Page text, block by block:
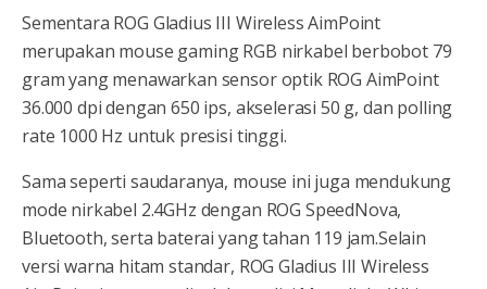
Sementara ROG Gladius III Wireless AimPoint
merupakan mouse gaming RGB nirkabel berbobot 79
gram yang menawarkan sensor optik ROG AimPoint
36.000 dpi dengan 650 ips, akselerasi 50 g, dan polling
rate 1000 Hz untuk presisi tinggi.
Sama seperti saudaranya, mouse ini juga mendukung
mode nirkabel 2.4GHz dengan ROG SpeedNova,
Bluetooth, serta baterai yang tahan 119 jam.Selain
versi warna hitam standar, ROG Gladius III Wireless